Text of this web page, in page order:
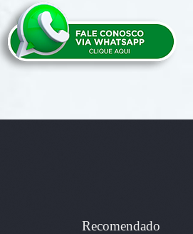
Recomendado